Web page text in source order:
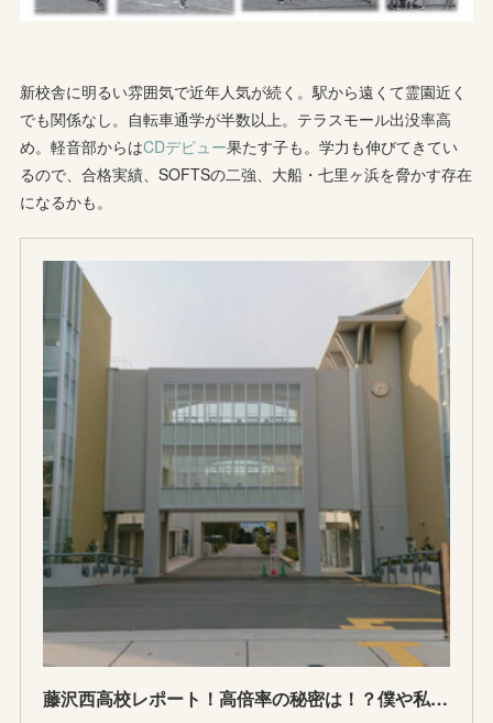
新校舎に明るい雰囲気で近年人気が続く。駅から遠くて霊園近く
でも関係なし。自転車通学が半数以上。テラスモール出没率高
め。軽音部からはCDデビュー果たす子も。学力も伸びてきてい
るので、合格実績、SOFTSの二強、大船・七里ヶ浜を脅かす存在
になるかも。
藤沢西高校レポート！高倍率の秘密は！？僕や私の素敵な神奈川高校シリーズ